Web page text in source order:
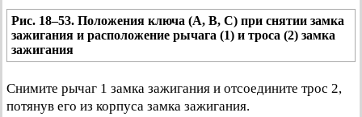
Рис. 18–53. Положения ключа (А, В, С) при снятии замка
зажигания и расположение рычага (1) и троса (2) замка
зажигания
Снимите рычаг 1 замка зажигания и отсоедините трос 2,
потянув его из корпуса замка зажигания.